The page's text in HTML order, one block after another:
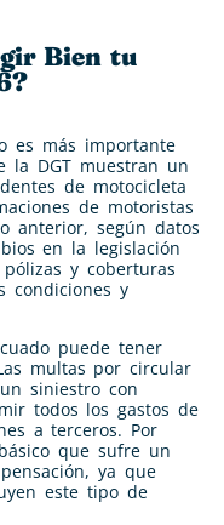
Bien tu
es más importante
la DGT muestran un
de motocicleta
de motoristas
anterior, según datos
en la legislación
y coberturas
condiciones y
puede tener
multas por circular
siniestro con
todos los gastos de
a terceros. Por
que sufre un
ya que
este tipo de